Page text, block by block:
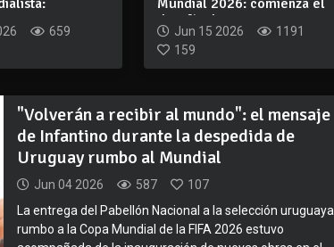
659
desafío d...
Jun 15 2026
1191
159
"Volverán a recibir al mundo": el mensaje
de Infantino durante la despedida de
Uruguay rumbo al Mundial
Jun 04 2026 587
107
La entrega del Pabellón Nacional a la selección uruguaya
rumbo a la Copa Mundial de la FIFA 2026 estuvo